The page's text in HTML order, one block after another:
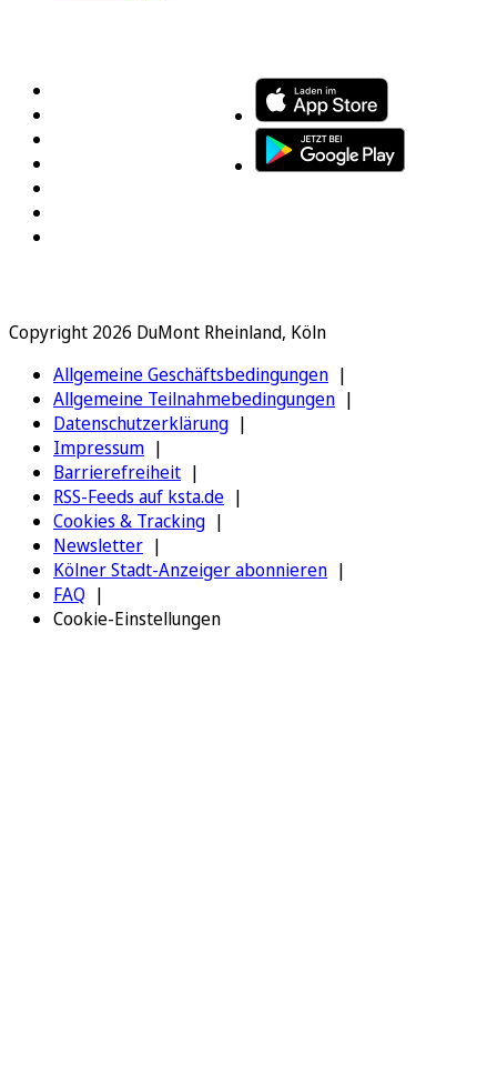
Copyright 2026 DuMont Rheinland, Köln
Allgemeine Geschäftsbedingungen
Allgemeine Teilnahmebedingungen
Datenschutzerklärung
Impressum
Barrierefreiheit
RSS-Feeds auf ksta.de
Cookies & Tracking
Newsletter
Kölner Stadt-Anzeiger abonnieren
FAQ
Cookie-Einstellungen